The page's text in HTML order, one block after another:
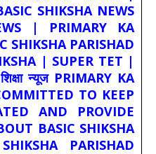
SHIKSHA NEWS
| PRIMARY KA
SHIKSHA PARISHAD
| SUPER TET |
न्यूज PRIMARY KA
TO KEEP
AND PROVIDE
BASIC SHIKSHA
PARISHAD